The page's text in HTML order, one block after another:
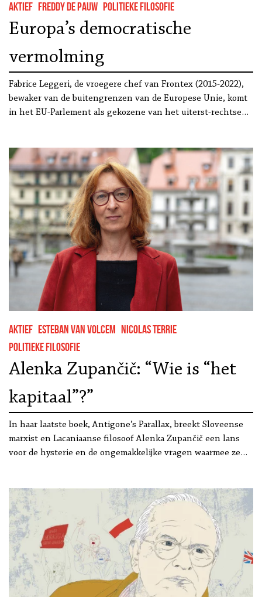
Aktief Freddy De Pauw Politieke filosofie
Europa’s democratische
vermolming
Fabrice Leggeri, de vroegere chef van Frontex (2015-2022),
bewaker van de buitengrenzen van de Europese Unie, komt
in het EU-Parlement als gekozene van het uiterst-rechtse…
Aktief Esteban Van Volcem Nicolas Terrie
Politieke filosofie
Alenka Zupančič: “Wie is “het
kapitaal”?”
In haar laatste boek, Antigone’s Parallax, breekt Sloveense
marxist en Lacaniaanse filosoof Alenka Zupančič een lans
voor de hysterie en de ongemakkelijke vragen waarmee ze…